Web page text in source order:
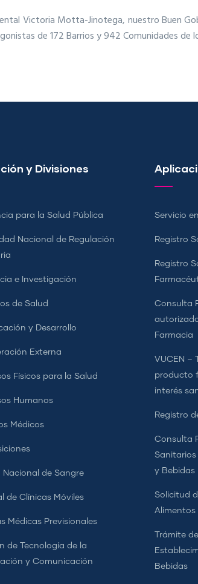
Victoria Motta-Jinotega, nuestro Buen
de 172 Barrios y 942 Comunidades
y Divisiones
para la Salud Pública
Nacional de Regulación
e Investigación
de Salud
y Desarrollo
Externa
Físicos para la Salud
Humanos
Médicos
Nacional de Sangre
de Clínicas Móviles
Médicas Previsionales
de Tecnología de la
y Comunicación
Servicio
Registro
Registro
Consulta
Farmacia
VUCEN –
producto
interés
Registro
Consulta
Sanitarios
y Bebidas
Solicitud
Alimentos
Trámite
Bebidas